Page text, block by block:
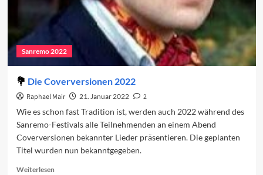
Sanremo 2022
Die Coverversionen 2022
Raphael Mair 21. Januar 2022
2
Wie es schon fast Tradition ist, werden auch 2022 während des
Sanremo-Festivals alle Teilnehmenden an einem Abend
Coverversionen bekannter Lieder präsentieren. Die geplanten
Titel wurden nun bekanntgegeben.
WeiterlesenRead